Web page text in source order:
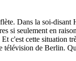
Dans la soi-disant
si seulement en
c'est cette situation
télévision de Berlin.